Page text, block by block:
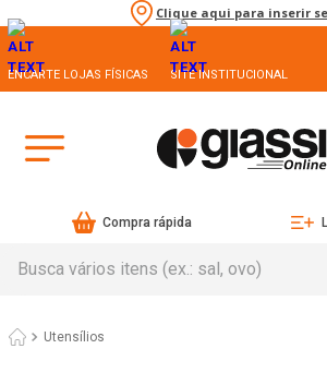
Clique aqui para inserir
ENCARTE LOJAS FÍSICAS SITE INSTITUCIONAL
Compra rápida
Utensílios